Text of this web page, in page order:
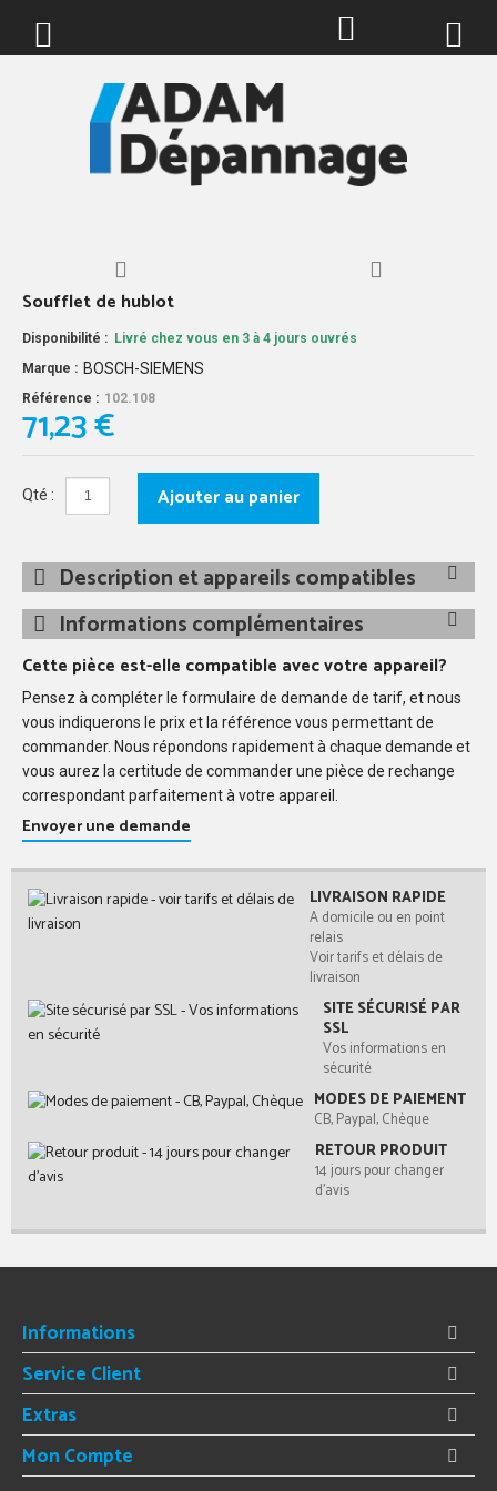
Soufflet de hublot
Disponibilité :
Livré chez vous en 3 à 4 jours ouvrés
Marque : BOSCH-SIEMENS
Référence : 102.108
71,23 €
Qté : Ajouter au panier
Description et appareils compatibles
Informations complémentaires
Cette pièce est-elle compatible avec votre appareil?
Pensez à compléter le formulaire de demande de tarif, et nous
vous indiquerons le prix et la référence vous permettant de
commander. Nous répondons rapidement à chaque demande et
vous aurez la certitude de commander une pièce de rechange
correspondant parfaitement à votre appareil.
Envoyer une demande
LIVRAISON RAPIDE
A domicile ou en point
relais
Voir tarifs et délais de
livraison
SITE SÉCURISÉ PAR
SSL
Vos informations en
sécurité
MODES DE PAIEMENT
CB, Paypal, Chèque
RETOUR PRODUIT
14 jours pour changer
d'avis
Informations
Service Client
Extras
Mon Compte